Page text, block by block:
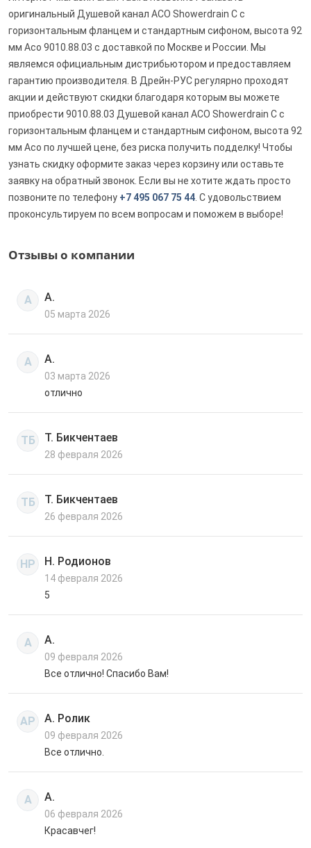
оригинальный Душевой канал ACO Showerdrain C с
горизонтальным фланцем и стандартным сифоном, высота 92
мм Aco 9010.88.03 с доставкой по Москве и России. Мы
являемся официальным дистрибьютором и предоставляем
гарантию производителя. В Дрейн-РУС регулярно проходят
акции и действуют скидки благодаря которым вы можете
приобрести 9010.88.03 Душевой канал ACO Showerdrain C с
горизонтальным фланцем и стандартным сифоном, высота 92
мм Aco по лучшей цене, без риска получить подделку! Чтобы
узнать скидку оформите заказ через корзину или оставьте
заявку на обратный звонок. Если вы не хотите ждать просто
позвоните по телефону +7 495 067 75 44 . С удовольствием
проконсультируем по всем вопросам и поможем в выборе!
Отзывы о компании
А А.
05 марта 2026
А А.
03 марта 2026
отлично
ТБ Т. Бикчентаев
28 февраля 2026
ТБ Т. Бикчентаев
26 февраля 2026
НР Н. Родионов
14 февраля 2026
5
А А.
09 февраля 2026
Все отлично! Спасибо Вам!
АР А. Ролик
09 февраля 2026
Все отлично.
А А.
06 февраля 2026
Красавчег!